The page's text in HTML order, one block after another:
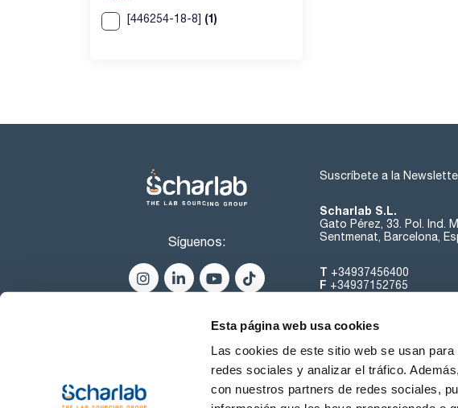
Esta página web usa cookies
Las cookies de este sitio web se usan
redes sociales y analizar el tráfico.
con nuestros partners de redes sociales,
[446254-18-8] (1)
Síguenos:
Suscríbete a la
Scharlab S.L.
Gato Pérez, 33. Pol. Ind.
Sentmenat, Barcelona,
T +34937456400
F +34937152765
Sobre